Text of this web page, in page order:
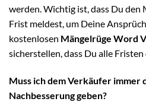
werden. Wichtig ist, dass Du den
Frist meldest, um Deine
kostenlosen Mängelrüge Word
sicherstellen, dass Du alle Fristen
Muss ich dem Verkäufer immer
Nachbesserung geben?